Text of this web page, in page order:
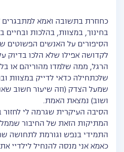
כחוזרת בתשובה ואמא למתבגרים
בחינוך, במצוות, בהלכות ובחיים
הסיפורים על האנשים הפשוטים
לקדושה אפילו שלא הלכו בדיוק
הרגל, ממה שלמדו מהוריהם או
שלכתחילה כדאי לדייק במצוות
שמעל הצדק (וזה שיעור חשוב
ושוב) נמצאת האמת.
הסיבה העיקרית שגרמה לי
המתיקות הזאת של החיבור
התמידי בנפש וגורמת לתחושה
כאמא אני מנסה להנחיל לילדיי